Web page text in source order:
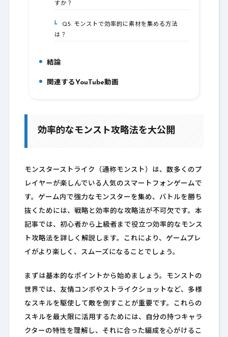
すか？
8-5.Q5: モンストで効率的に素材を集める方法
は？
9.結論
10.関連するYouTube動画
効率的なモンスト攻略法を大公開
モンスターストライク（通称モンスト）は、数多くのプ
レイヤーが楽しんでいる人気のスマートフォンゲームで
す。ゲーム内で強力なモンスターを集め、バトルを勝ち
抜くためには、戦略と効率的な攻略法が不可欠です。本
記事では、初心者から上級者まで役立つ効率的なモンス
ト攻略法を詳しく解説します。これにより、ゲームプレ
イがより楽しく、スムーズになることでしょう。
まずは基本的なポイントから始めましょう。モンストの
世界では、友情コンボやストライクショットなど、多様
なスキルを駆使して敵を倒すことが重要です。これらの
スキルを最大限に活用するためには、自分の持つキャラ
クターの特性を理解し、それに合った編成を心がけるこ